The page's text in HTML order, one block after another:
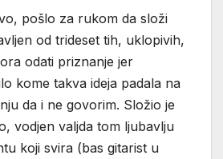
pošlo za rukom da složi
od trideset tih, uklopivih,
odati priznanje jer
kome takva ideja padala na
da i ne govorim. Složio je
vodjen valjda tom ljubavlju
koji svira (bas gitarist u